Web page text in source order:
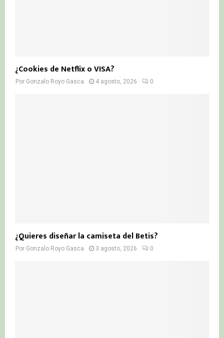
¿Cookies de Netflix o VISA?
Por Gonzalo Royo Gasca 4 agosto, 2026 0
¿Quieres diseñar la camiseta del Betis?
Por Gonzalo Royo Gasca 3 agosto, 2026 0